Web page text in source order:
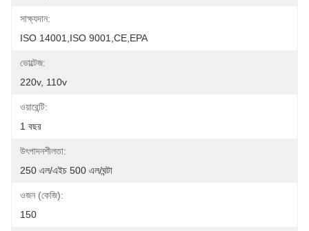
সাক্ষ্যদান:
ISO 14001,ISO 9001,CE,EPA
ভোল্টেজ:
220v, 110v
ওয়ারেন্টি:
1 বছর
উৎপাদনশীলতা:
250 এল/এইচ 500 এল/ঘন্টা
ওজন (কেজি):
150